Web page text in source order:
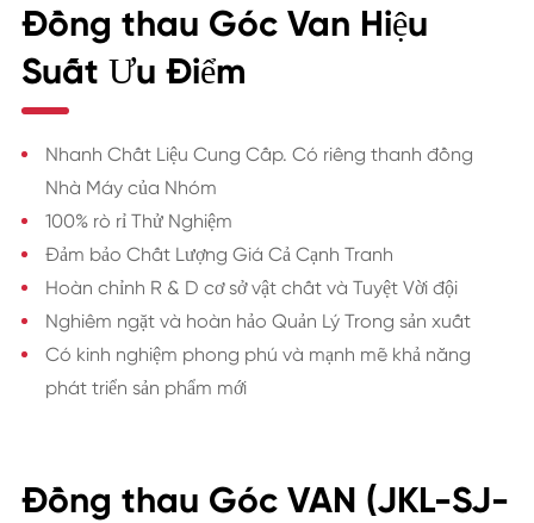
Đồng thau Góc Van Hiệu
Suất Ưu Điểm
Nhanh Chất Liệu Cung Cấp. Có riêng thanh đồng
Nhà Máy của Nhóm
100% rò rỉ Thử Nghiệm
Đảm bảo Chất Lượng Giá Cả Cạnh Tranh
Hoàn chỉnh R & D cơ sở vật chất và Tuyệt Vời đội
Nghiêm ngặt và hoàn hảo Quản Lý Trong sản xuất
Có kinh nghiệm phong phú và mạnh mẽ khả năng
phát triển sản phẩm mới
Đồng thau Góc VAN (JKL-SJ-